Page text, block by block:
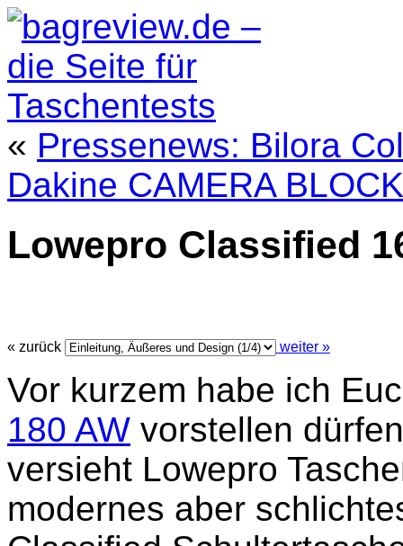
« Pressenews: Bilora
Dakine CAMERA
Lowepro Classified
« zurück weiter »
Vor kurzem habe ich
180 AW vorstellen
versieht Lowepro
modernes aber